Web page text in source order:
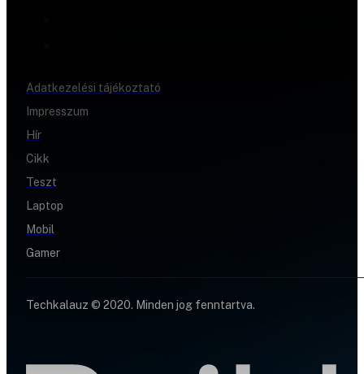
Adatkezelési tájékoztató
Impresszum
Hír
Cikk
Teszt
Laptop
Mobil
Gamer
Techkalauz © 2020. Minden jog fenntartva.